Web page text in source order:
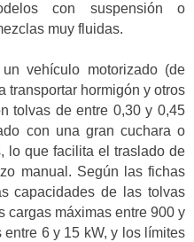
con suspensión o
muy fluidas.
vehículo motorizado (de
transportar hormigón y otros
tolvas de entre 0,30 y 0,45
con una gran cuchara o
lo que facilita el traslado de
manual. Según las fichas
capacidades de las tolvas
cargas máximas entre 900 y
6 y 15 kW, y los límites